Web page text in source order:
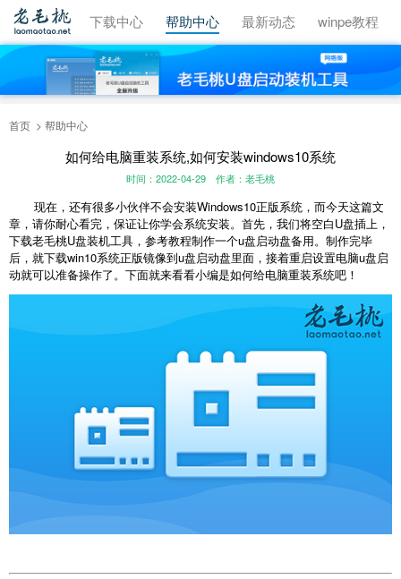
视频教程 下载中心 帮助中心 最新动态 winpe教程
首页 帮助中心
如何给电脑重装系统,如何安装windows10系统
时间：2022-04-29 作者：老毛桃
现在，还有很多小伙伴不会安装Windows10正版系统，而今天这篇文
章，请你耐心看完，保证让你学会系统安装。首先，我们将空白U盘插上，
下载老毛桃U盘装机工具，参考教程制作一个u盘启动盘备用。制作完毕
后，就下载win10系统正版镜像到u盘启动盘里面，接着重启设置电脑u盘启
动就可以准备操作了。下面就来看看小编是如何给电脑重装系统吧！